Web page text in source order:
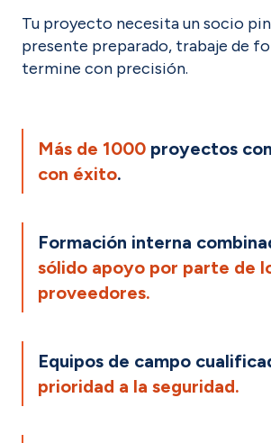
Tu proyecto necesita un socio
presente preparado, trabaje de
termine con precisión.
Más de 1000 proyectos
con éxito.
Formación interna
sólido apoyo por parte de
proveedores.
Equipos de campo
prioridad a la seguridad.